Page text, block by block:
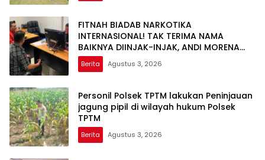
FITNAH BIADAB NARKOTIKA
INTERNASIONAL! TAK TERIMA NAMA
BAIKNYA DIINJAK-INJAK, ANDI MORENA
DECLARE WAR: SIAP Bantai DAN SERET
AKUN PEMBUNUH KARAKTER KE PENJARA
Berita Agustus 3, 2026
Personil Polsek TPTM lakukan Peninjauan
jagung pipil di wilayah hukum Polsek
TPTM
Berita Agustus 3, 2026